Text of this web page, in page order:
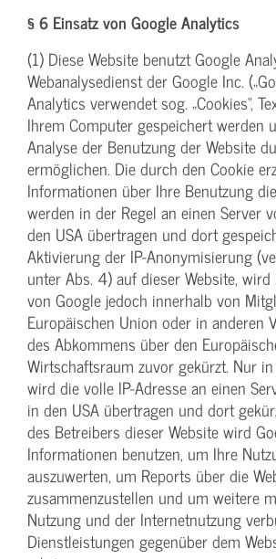
§ 6 Einsatz von Google Analytics
(1) Diese Website benutzt Google
Webanalysedienst der Google Inc.
Analytics verwendet sog. „Cookies“,
Ihrem Computer gespeichert werden
Analyse der Benutzung der Website
ermöglichen. Die durch den Cookie
Informationen über Ihre Benutzung
werden in der Regel an einen Server
den USA übertragen und dort
Aktivierung der IP-Anonymisierung
unter Abs. 4) auf dieser Website, wird
von Google jedoch innerhalb von
Europäischen Union oder in anderen
des Abkommens über den
Wirtschaftsraum zuvor gekürzt. Nur
wird die volle IP-Adresse an einen
in den USA übertragen und dort
des Betreibers dieser Website wird
Informationen benutzen, um Ihre
auszuwerten, um Reports über die
zusammenzustellen und um weitere
Nutzung und der Internetnutzung
Dienstleistungen gegenüber dem